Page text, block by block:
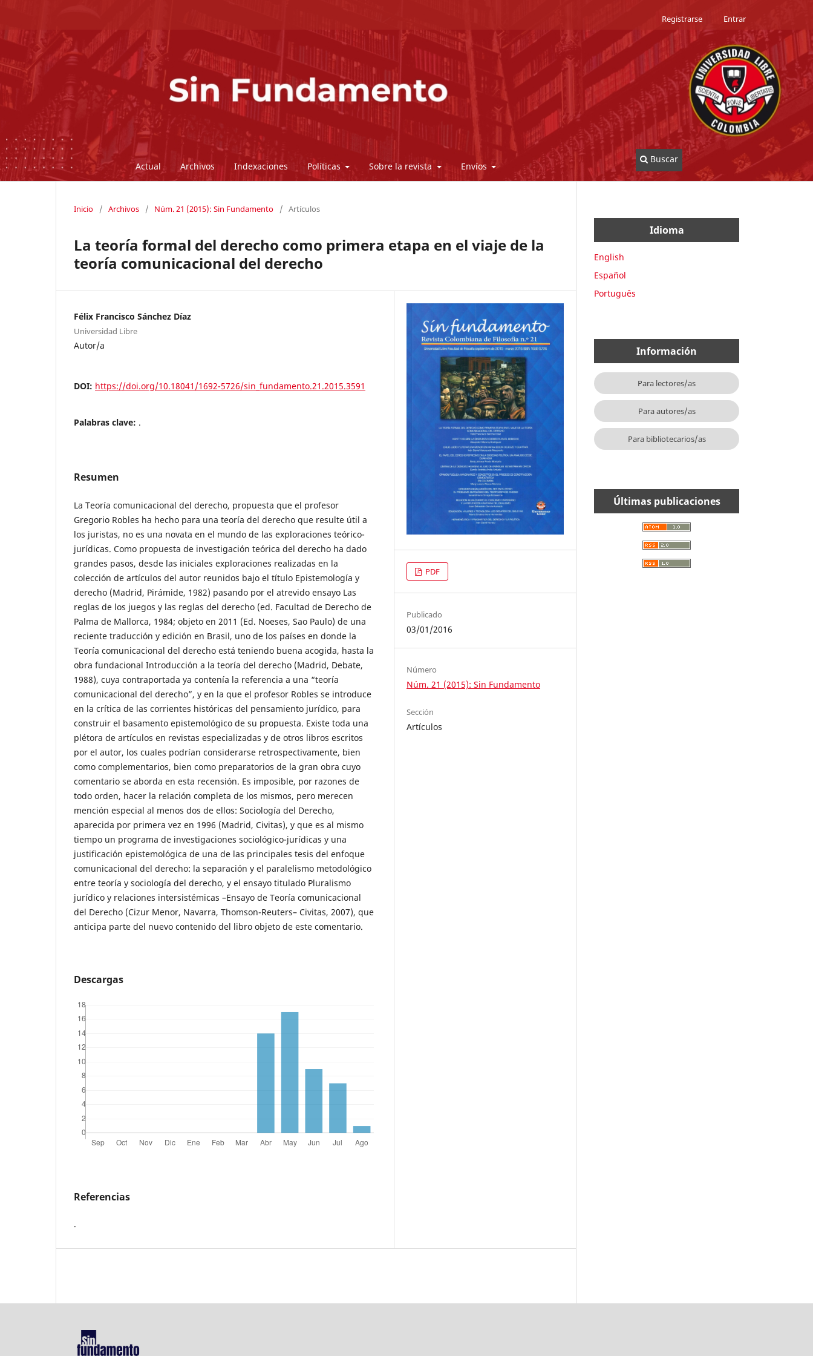
Actual Archivos Indexaciones Políticas Sobre la revista Envíos
Buscar
Registrarse Entrar
Inicio / Archivos / Núm. 21 (2015): Sin Fundamento / Artículos
La teoría formal del derecho como primera etapa en el viaje de la
teoría comunicacional del derecho
Félix Francisco Sánchez Díaz
Universidad Libre
Autor/a
DOI: https://doi.org/10.18041/1692-5726/sin_fundamento.21.2015.3591
Palabras clave: .
Resumen
La Teoría comunicacional del derecho, propuesta que el profesor
Gregorio Robles ha hecho para una teoría del derecho que resulte útil a
los juristas, no es una novata en el mundo de las exploraciones teórico-
jurídicas. Como propuesta de investigación teórica del derecho ha dado
grandes pasos, desde las iniciales exploraciones realizadas en la
colección de artículos del autor reunidos bajo el título Epistemología y
derecho (Madrid, Pirámide, 1982) pasando por el atrevido ensayo Las
reglas de los juegos y las reglas del derecho (ed. Facultad de Derecho de
Palma de Mallorca, 1984; objeto en 2011 (Ed. Noeses, Sao Paulo) de una
reciente traducción y edición en Brasil, uno de los países en donde la
Teoría comunicacional del derecho está teniendo buena acogida, hasta la
obra fundacional Introducción a la teoría del derecho (Madrid, Debate,
1988), cuya contraportada ya contenía la referencia a una “teoría
comunicacional del derecho”, y en la que el profesor Robles se introduce
en la crítica de las corrientes históricas del pensamiento jurídico, para
construir el basamento epistemológico de su propuesta. Existe toda una
plétora de artículos en revistas especializadas y de otros libros escritos
por el autor, los cuales podrían considerarse retrospectivamente, bien
como complementarios, bien como preparatorios de la gran obra cuyo
comentario se aborda en esta recensión. Es imposible, por razones de
todo orden, hacer la relación completa de los mismos, pero merecen
mención especial al menos dos de ellos: Sociología del Derecho,
aparecida por primera vez en 1996 (Madrid, Civitas), y que es al mismo
tiempo un programa de investigaciones sociológico-jurídicas y una
justificación epistemológica de una de las principales tesis del enfoque
comunicacional del derecho: la separación y el paralelismo metodológico
entre teoría y sociología del derecho, y el ensayo titulado Pluralismo
jurídico y relaciones intersistémicas –Ensayo de Teoría comunicacional
del Derecho (Cizur Menor, Navarra, Thomson-Reuters– Civitas, 2007), que
anticipa parte del nuevo contenido del libro objeto de este comentario.
Descargas
Referencias
.
PDF
Publicado
03/01/2016
Número
Núm. 21 (2015): Sin Fundamento
Sección
Artículos
Idioma
English
Español
Português
Información
Para lectores/as
Para autores/as
Para bibliotecarios/as
Últimas publicaciones